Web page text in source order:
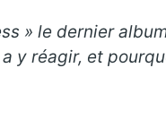
» le dernier
y réagir, et